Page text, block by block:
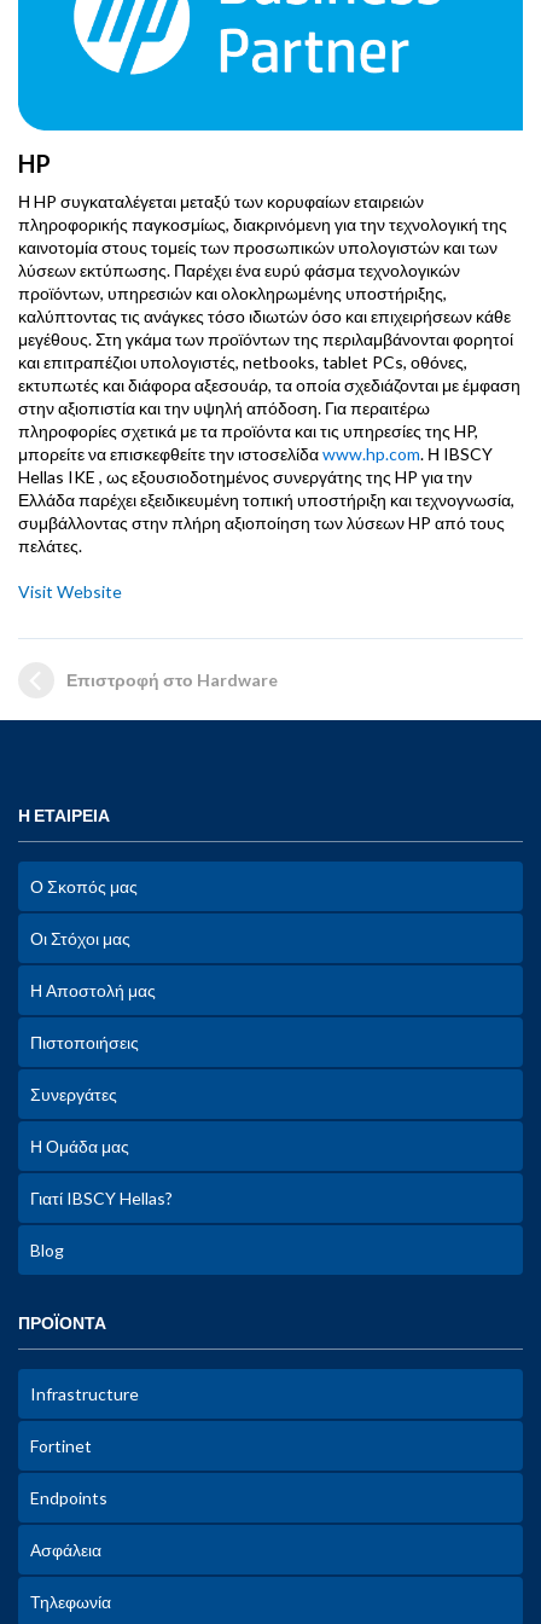
HP
Η HP συγκαταλέγεται μεταξύ των κορυφαίων εταιρειών
πληροφορικής παγκοσμίως, διακρινόμενη για την τεχνολογική της
καινοτομία στους τομείς των προσωπικών υπολογιστών και των
λύσεων εκτύπωσης. Παρέχει ένα ευρύ φάσμα τεχνολογικών
προϊόντων, υπηρεσιών και ολοκληρωμένης υποστήριξης,
καλύπτοντας τις ανάγκες τόσο ιδιωτών όσο και επιχειρήσεων κάθε
μεγέθους. Στη γκάμα των προϊόντων της περιλαμβάνονται φορητοί
και επιτραπέζιοι υπολογιστές, netbooks, tablet PCs, οθόνες,
εκτυπωτές και διάφορα αξεσουάρ, τα οποία σχεδιάζονται με έμφαση
στην αξιοπιστία και την υψηλή απόδοση. Για περαιτέρω
πληροφορίες σχετικά με τα προϊόντα και τις υπηρεσίες της HP,
μπορείτε να επισκεφθείτε την ιστοσελίδαwww.hp.com. Η IBSCY
Hellas IKE , ως εξουσιοδοτημένος συνεργάτης της HP για την
Ελλάδα παρέχει εξειδικευμένη τοπική υποστήριξη και τεχνογνωσία,
συμβάλλοντας στην πλήρη αξιοποίηση των λύσεων HP από τους
πελάτες.
Visit Website
Επιστροφή στο Hardware
Η ΕΤΑΙΡΕΙΑ
Ο Σκοπός μας
Οι Στόχοι μας
Η Αποστολή μας
Πιστοποιήσεις
Συνεργάτες
Η Ομάδα μας
Γιατί IBSCY Hellas?
Blog
ΠΡΟΪΟΝΤΑ
Infrastructure
Fortinet
Endpoints
Ασφάλεια
Τηλεφωνία